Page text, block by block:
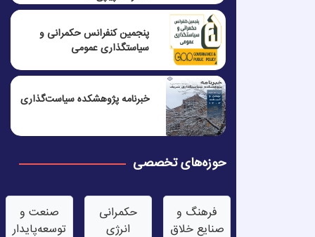
پنجمين كنفرانس حكمرانی و
سياستگذاری عمومی
خبرنامه پژوهشکده سیاست‌گذاری
حوزه‌های تخصصی
فرهنگ و
صنایع خلاق
حکمرانی
انرژی
صنعت‌ و
توسعه‌پایدار